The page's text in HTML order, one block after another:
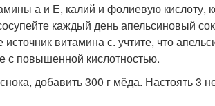
а и Е, калий и фолиевую кислоту,
каждый день апельсиновый
витамина с. учтите, что
с повышенной кислотностью.
добавить 300 г мёда. Настоять 3